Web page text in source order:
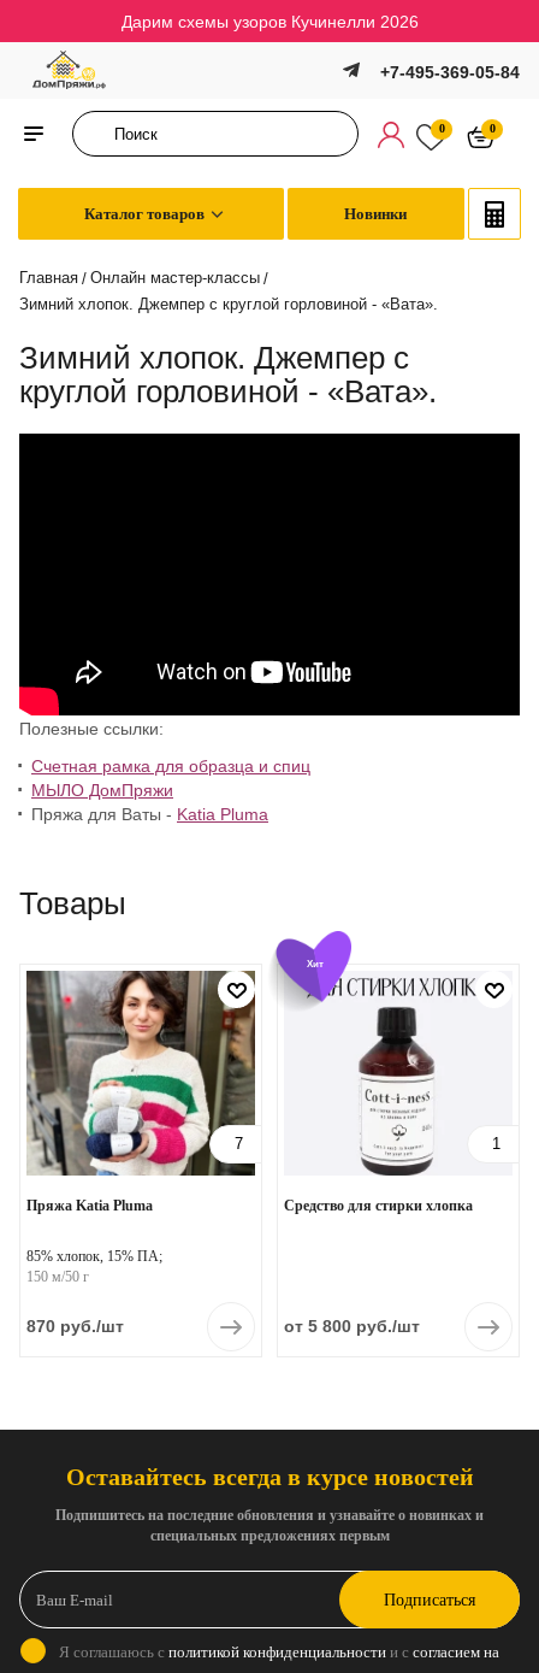
Дарим схемы узоров Кучинелли 2026
+7-495-369-05-84
0 0
Каталог товаров Новинки
Главная / Онлайн мастер-классы /
Зимний хлопок. Джемпер с круглой горловиной - «Вата».
Зимний хлопок. Джемпер с
круглой горловиной - «Вата».
Полезные ссылки:
Счетная рамка для образца и спиц
МЫЛО ДомПряжи
Пряжа для Ваты - Katia Pluma
Товары
7
Пряжа Katia Pluma
85% хлопок, 15% ПА;
150 м/50 г
870 руб./шт
Хит
1
Средство для стирки хлопка
от 5 800 руб./шт
Оставайтесь всегда в курсе новостей
Подпишитесь на последние обновления и узнавайте о новинках и
специальных предложениях первым
Подписаться
Я соглашаюсь с политикой конфиденциальности и с согласием на